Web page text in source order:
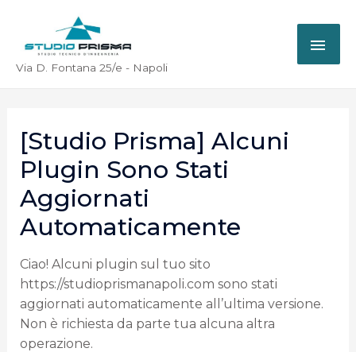
Via D. Fontana 25/e - Napoli
[Studio Prisma] Alcuni
Plugin Sono Stati
Aggiornati
Automaticamente
Ciao! Alcuni plugin sul tuo sito
https://studioprismanapoli.com sono stati
aggiornati automaticamente all’ultima versione.
Non è richiesta da parte tua alcuna altra
operazione.